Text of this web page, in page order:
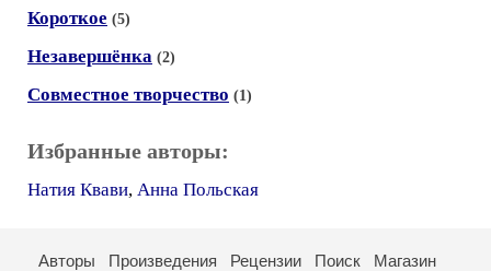
Короткое (5)
Незавершёнка (2)
Совместное творчество (1)
Избранные авторы:
Натия Квави, Анна Польская
Авторы Произведения Рецензии Поиск
Магазин